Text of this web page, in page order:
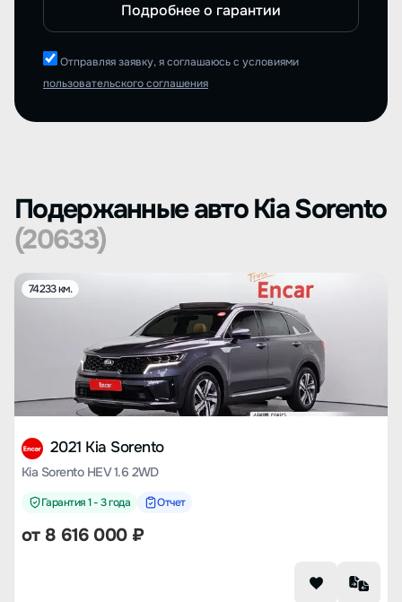
Подробнее о гарантии
Отправляя заявку, я соглашаюсь с условиями
пользовательского соглашения
Подержанные авто Kia Sorento
(20633)
74233 км.
2021 Kia Sorento
Kia Sorento HEV 1.6 2WD
Гарантия 1 - 3 года Отчет
от 8 616 000₽